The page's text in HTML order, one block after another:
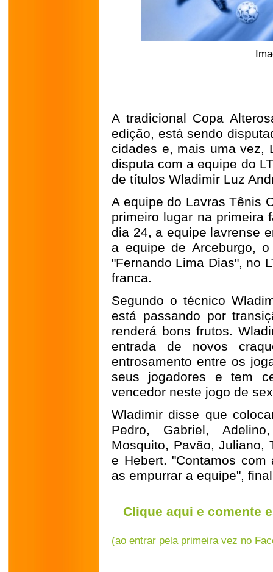
A tradicional Copa
edição, está sendo
cidades e, mais uma vez,
disputa com a equipe do
de títulos Wladimir Luz
A equipe do Lavras Tênis
primeiro lugar na primeira
dia 24, a equipe lavrense
a equipe de Arceburgo,
"Fernando Lima Dias", no
franca.
Segundo o técnico
está passando por
renderá bons frutos.
entrada de novos
entrosamento entre os
seus jogadores e tem
vencedor neste jogo de
Wladimir disse que
Pedro, Gabriel,
Mosquito, Pavão, Juliano,
e Hebert. "Contamos
as empurrar a equipe",
Clique aqui e comente
(ao entrar pela primeira vez no